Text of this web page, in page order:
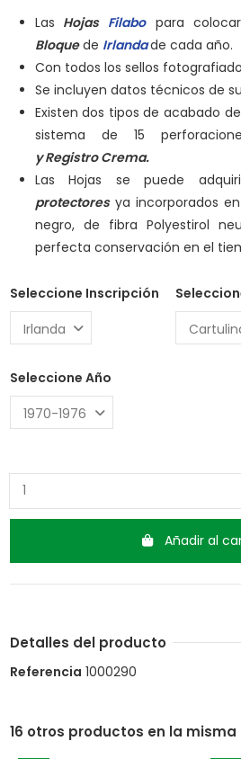
Las Hojas Filabo para
Bloquede Irlandade cada año.
Con todos los sellos
Se incluyen datos técnicos de
Existen dos tipos de acabado
sistema de 15
yRegistro Crema.
Las Hojas se puede
protectoresya incorporados
negro, de fibra Polyestirol
perfecta conservación en el
Seleccione Inscripción
Seleccione Año
Añadir al
Detalles del producto
Referencia 1000290
16 otros productos en la